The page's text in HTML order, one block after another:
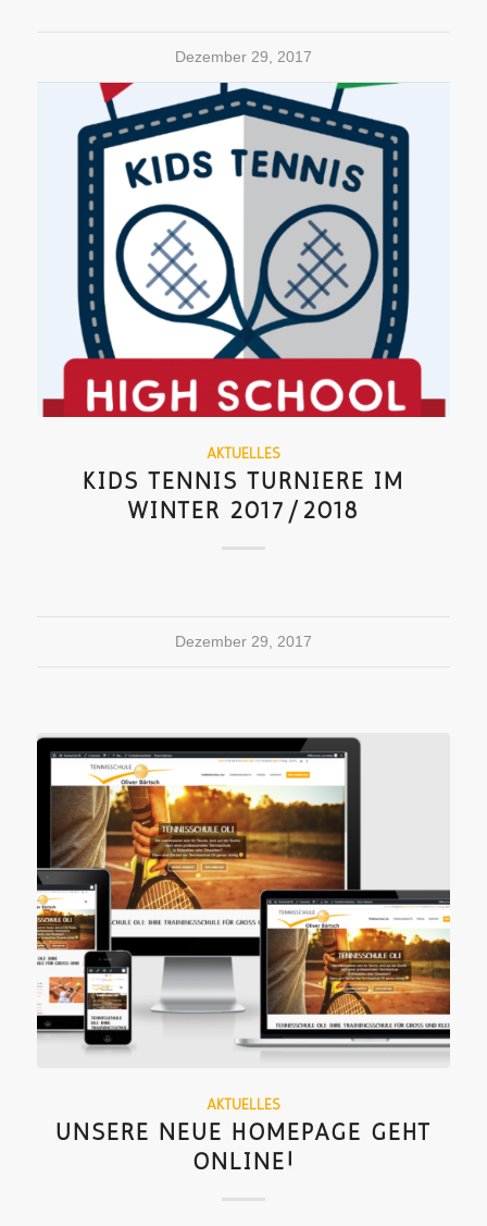
Dezember 29, 2017
AKTUELLES
KIDS TENNIS TURNIERE IM
WINTER 2017/2018
Dezember 29, 2017
AKTUELLES
UNSERE NEUE HOMEPAGE GEHT
ONLINE!